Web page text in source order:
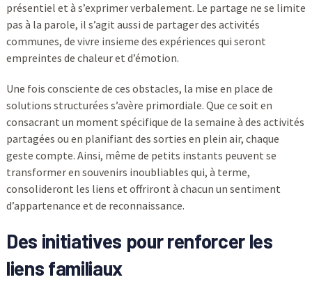
présentiel et à s’exprimer verbalement. Le partage ne se limite
pas à la parole, il s’agit aussi de partager des activités
communes, de vivre insieme des expériences qui seront
empreintes de chaleur et d’émotion.
Une fois consciente de ces obstacles, la mise en place de
solutions structurées s’avère primordiale. Que ce soit en
consacrant un moment spécifique de la semaine à des activités
partagées ou en planifiant des sorties en plein air, chaque
geste compte. Ainsi, même de petits instants peuvent se
transformer en souvenirs inoubliables qui, à terme,
consolideront les liens et offriront à chacun un sentiment
d’appartenance et de reconnaissance.
Des initiatives pour renforcer les
liens familiaux